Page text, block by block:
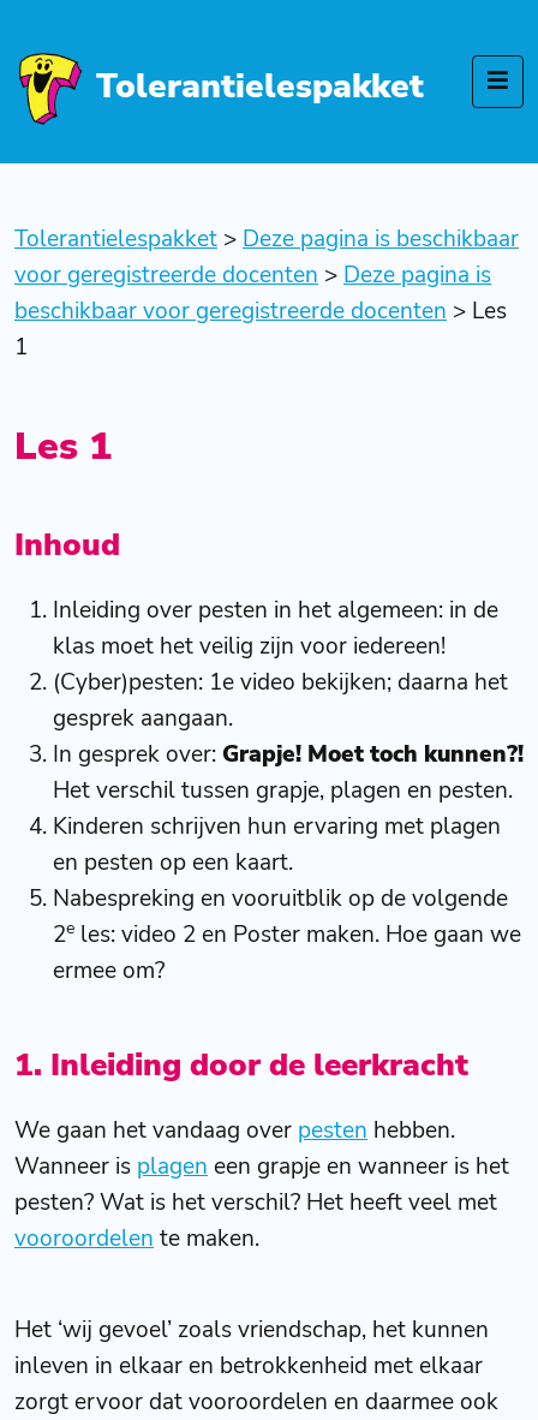
Tolerantielespakket
Tolerantielespakket > Deze pagina is beschikbaar
voor geregistreerde docenten > Deze pagina is
beschikbaar voor geregistreerde docenten > Les
1
Les 1
Inhoud
Inleiding over pesten in het algemeen: in de
klas moet het veilig zijn voor iedereen!
(Cyber)pesten: 1e video bekijken; daarna het
gesprek aangaan.
In gesprek over: Grapje! Moet toch kunnen?!
Het verschil tussen grapje, plagen en pesten.
Kinderen schrijven hun ervaring met plagen
en pesten op een kaart.
Nabespreking en vooruitblik op de volgende
2e les: video 2 en Poster maken. Hoe gaan we
ermee om?
1. Inleiding door de leerkracht
We gaan het vandaag over pesten hebben.
Wanneer is plagen een grapje en wanneer is het
pesten? Wat is het verschil? Het heeft veel met
vooroordelen te maken.
Het ‘wij gevoel’ zoals vriendschap, het kunnen
inleven in elkaar en betrokkenheid met elkaar
zorgt ervoor dat vooroordelen en daarmee ook